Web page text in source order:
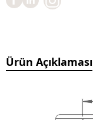
Ürün Açıklaması